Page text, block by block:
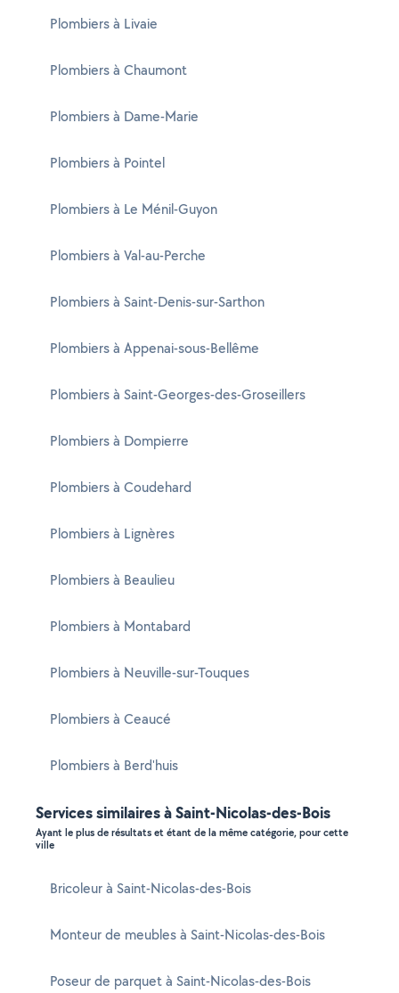
Plombiers à Livaie
Plombiers à Chaumont
Plombiers à Dame-Marie
Plombiers à Pointel
Plombiers à Le Ménil-Guyon
Plombiers à Val-au-Perche
Plombiers à Saint-Denis-sur-Sarthon
Plombiers à Appenai-sous-Bellême
Plombiers à Saint-Georges-des-Groseillers
Plombiers à Dompierre
Plombiers à Coudehard
Plombiers à Lignères
Plombiers à Beaulieu
Plombiers à Montabard
Plombiers à Neuville-sur-Touques
Plombiers à Ceaucé
Plombiers à Berd'huis
Services similaires à Saint-Nicolas-des-Bois
Ayant le plus de résultats et étant de la même catégorie, pour cette
ville
Bricoleur à Saint-Nicolas-des-Bois
Monteur de meubles à Saint-Nicolas-des-Bois
Poseur de parquet à Saint-Nicolas-des-Bois